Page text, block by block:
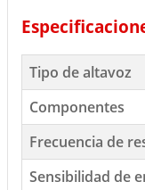
Tipo de altavoz
Componentes
Frecuencia de
Sensibilidad de